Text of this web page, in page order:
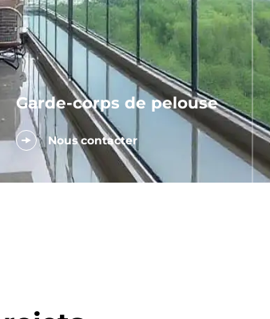
Garde-corps de pelouse
Nous contacter